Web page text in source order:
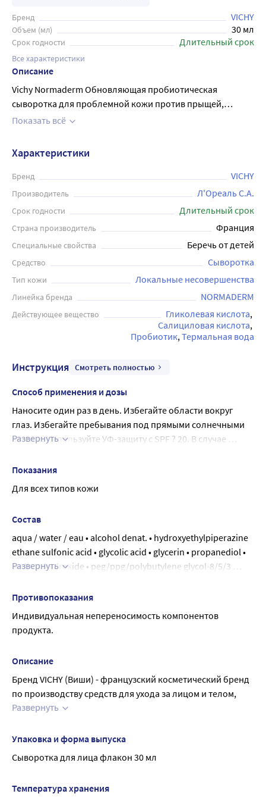
Бренд VICHY
Объем (мл) 30 мл
Срок годности Длительный срок
Все характеристики
Описание
Vichy Normaderm Обновляющая пробиотическая
сыворотка для проблемной кожи против прыщей,
постакне и несовершенств с пробиотиком, гликолевой и
типов кожи от прыщей . Лаборатории VICHY объединили
Вулканическую воду VICHY с 5% Салициловой +
Гликолевой кислотами и Пробиотической фракцией.
Сыворотка выравнивает рельеф кожи и корректирует
признаки проблемной кожи - несовершенства, черные
точки и расширенные поры. Кожа обновлена и выглядит
более здоровой. Наносите сыворотку один раз в день.
Избегайте области вокруг глаз. Избегайте пребывания
под прямыми солнечными лучами. Используйте УФ-
защиту с SPF ? 20. В случае раздражения на коже
Показать всё
Характеристики
Бренд VICHY
Производитель Л'Ореаль С.А.
Срок годности Длительный срок
Страна производитель Франция
Специальные свойства Беречь от детей
Средство Сыворотка
Тип кожи Локальные несовершенства
Линейка бренда NORMADERM
Действующее вещество
Гликолевая кислота
Салициловая кислота
Пробиотик Термальная вода
Инструкция Смотреть полностью
Способ применения и дозы
Наносите один раз в день. Избегайте области вокруг
глаз. Избегайте пребывания под прямыми солнечными
лучами. Используйте УФ-защиту с SPF ? 20. В случае
использованием.
Развернуть
Показания
Для всех типов кожи
Состав
aqua / water / eau • alcohol denat. • hydroxyethylpiperazine
ethane sulfonic acid • glycolic acid • glycerin • propanediol •
sodium hydroxide • peg/ppg/polybutylene glycol-8/5/3
ammonium polyacryloyldimethyl taurate • ascorbyl
disuccinate • xanthan gum • panthenol • menthol.
Развернуть
Противопоказания
Индивидуальная непереносимость компонентов
продукта.
Описание
Бренд VICHY (Виши) - французский косметический бренд
по производству средств для ухода за лицом и телом,
волосами.
пробиотическая против несовершенств кожи.
Специальные особенности: Гипоаллергенно.
НАУКА ОБ ЭКСПОЗОМ ФАКТОРАХ: Как в подростковом, так
Развернуть
Упаковка и форма выпуска
Сыворотка для лица флакон 30 мл
Температура хранения